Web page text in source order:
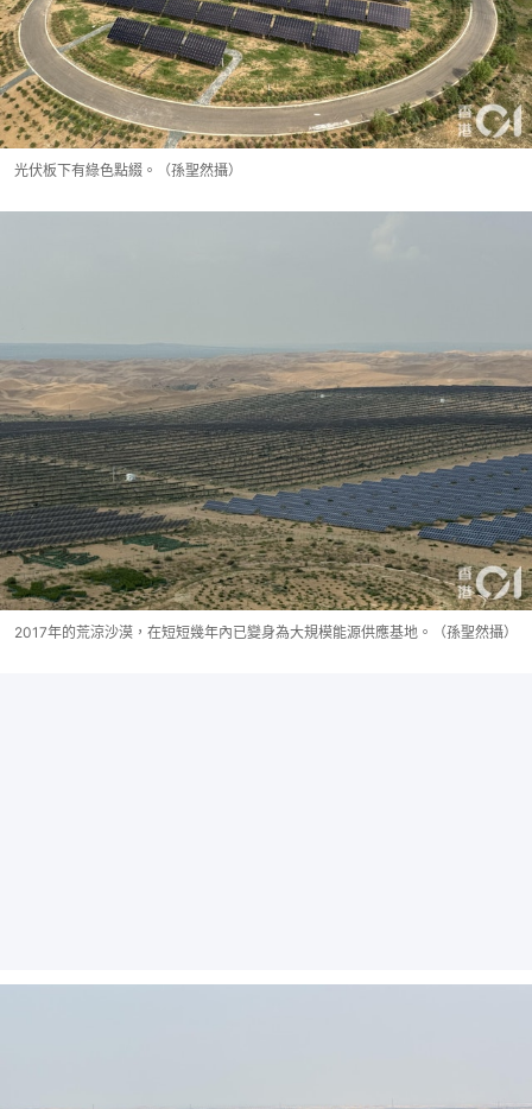
光伏板下有綠色點綴。（孫聖然攝）
2017年的荒涼沙漠，在短短幾年內已變身為大規模能源供應基地。（孫聖然攝）